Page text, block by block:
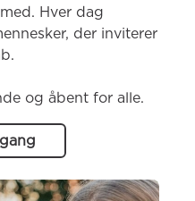
Hver dag
der inviterer
og åbent for alle.